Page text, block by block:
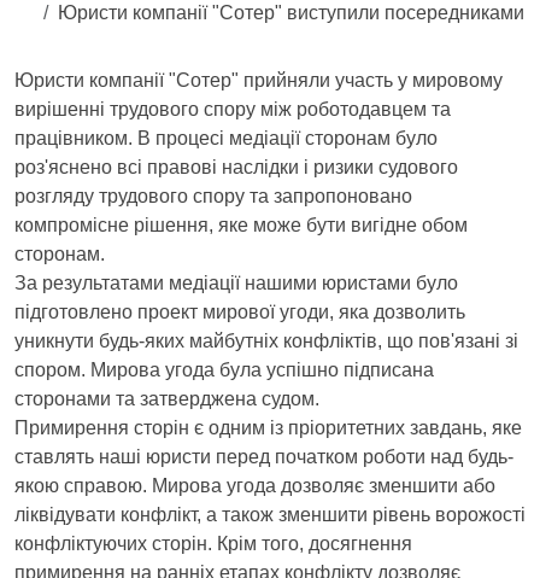
Юристи компанії "Сотер" виступили посередниками
Юристи компанії "Сотер" прийняли участь у мировому
вирішенні трудового спору між роботодавцем та
працівником. В процесі медіації сторонам було
роз'яснено всі правові наслідки і ризики судового
розгляду трудового спору та запропоновано
компромісне рішення, яке може бути вигідне обом
сторонам.
За результатами медіації нашими юристами було
підготовлено проект мирової угоди, яка дозволить
уникнути будь-яких майбутніх конфліктів, що пов'язані зі
спором. Мирова угода була успішно підписана
сторонами та затверджена судом.
Примирення сторін є одним із пріоритетних завдань, яке
ставлять наші юристи перед початком роботи над будь-
якою справою. Мирова угода дозволяє зменшити або
ліквідувати конфлікт, а також зменшити рівень ворожості
конфліктуючих сторін. Крім того, досягнення
примирення на ранніх етапах конфлікту дозволяє